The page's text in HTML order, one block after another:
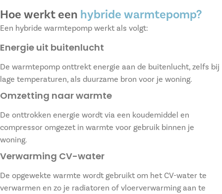
Hoe werkt een hybride warmtepomp?
Een hybride warmtepomp werkt als volgt:
Energie uit buitenlucht
De warmtepomp onttrekt energie aan de buitenlucht, zelfs bij
lage temperaturen, als duurzame bron voor je woning.
Omzetting naar warmte
De onttrokken energie wordt via een koudemiddel en
compressor omgezet in warmte voor gebruik binnen je
woning.
Verwarming CV-water
De opgewekte warmte wordt gebruikt om het CV-water te
verwarmen en zo je radiatoren of vloerverwarming aan te